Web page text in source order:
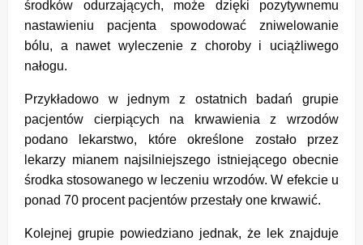
środków odurzających, może dzięki pozytywnemu
nastawieniu pacjenta spowodować zniwelowanie
bólu, a nawet wyleczenie z choroby i uciążliwego
nałogu.
Przykładowo w jednym z ostatnich badań grupie
pacjentów cierpiących na krwawienia z wrzodów
podano lekarstwo, które określone zostało przez
lekarzy mianem najsilniejszego istniejącego obecnie
środka stosowanego w leczeniu wrzodów. W efekcie u
ponad 70 procent pacjentów przestały one krwawić.
Kolejnej grupie powiedziano jednak, że lek znajduje